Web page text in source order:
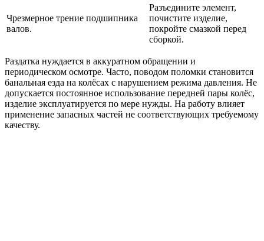
Чрезмерное трение подшипника
валов.
Разъедините элемент,
почистите изделие,
покройте смазкой перед
сборкой.
Раздатка нуждается в аккуратном обращении и
периодическом осмотре. Часто, поводом поломки становится
банальная езда на колёсах с нарушением режима давления. Не
допускается постоянное использование передней пары колёс,
изделие эксплуатируется по мере нужды. На работу влияет
применение запасных частей не соответствующих требуемому
качеству.